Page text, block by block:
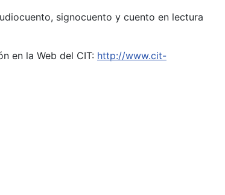
signocuento y cuento en lectura
en la Web del CIT: http://www.cit-